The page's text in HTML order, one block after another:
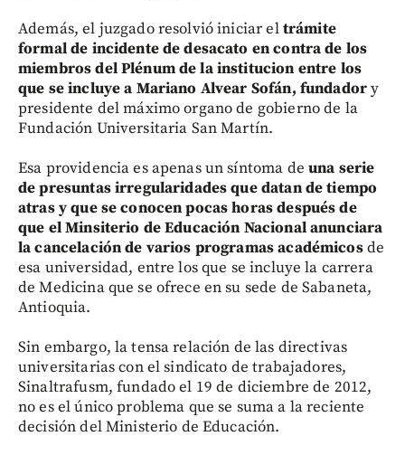
Además, el juzgado resolvió iniciar eltrámite
formal de incidente de desacato en contra de los
miembros del Plénum de la institucion entre los
que se incluye a Mariano Alvear Sofán, fundadory
presidente del máximo organo de gobierno de la
Fundación Universitaria San Martín.
Esa providencia es apenas un síntoma de una serie
de presuntas irregularidades que datan de tiempo
atras y que se conocen pocas horas después de
que el Minsiterio de Educación Nacional anunciara
la cancelación de varios programas académicosde
esa universidad, entre los que se incluye la carrera
de Medicina que se ofrece en su sede de Sabaneta,
Antioquia.
Sin embargo, la tensa relación de las directivas
universitarias con el sindicato de trabajadores,
Sinaltrafusm, fundado el 19 de diciembre de 2012,
no es el único problema que se suma a la reciente
decisión del Ministerio de Educación.